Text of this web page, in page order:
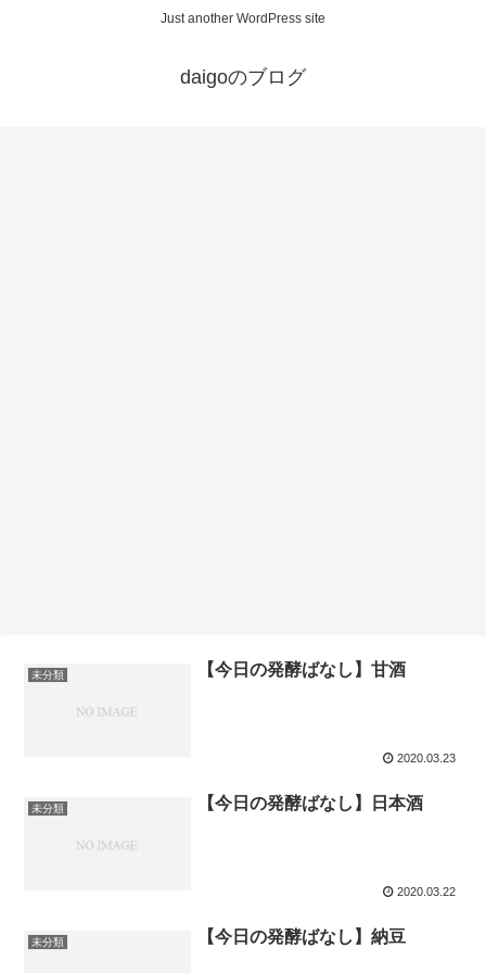
Just another WordPress site
daigoのブログ
未分類 【今日の発酵ばなし】甘酒
2020.03.23
未分類 【今日の発酵ばなし】日本酒
2020.03.22
未分類 【今日の発酵ばなし】納豆